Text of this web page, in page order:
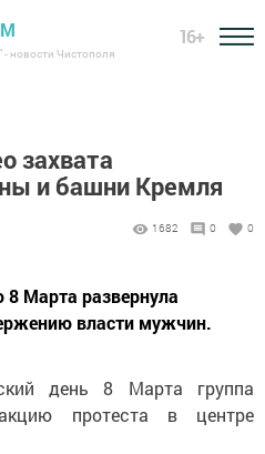
- новости Чистополя
16+
захвата
и башни Кремля
1682 0 0
8 Марта развернула
власти мужчин.
день 8 Марта группа
протеста в центре